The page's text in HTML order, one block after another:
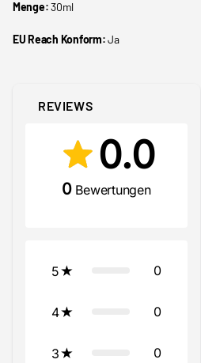
Menge:30ml
EU Reach Konform:Ja
REVIEWS
0.0
0 Bewertungen
5 0
4 0
3 0